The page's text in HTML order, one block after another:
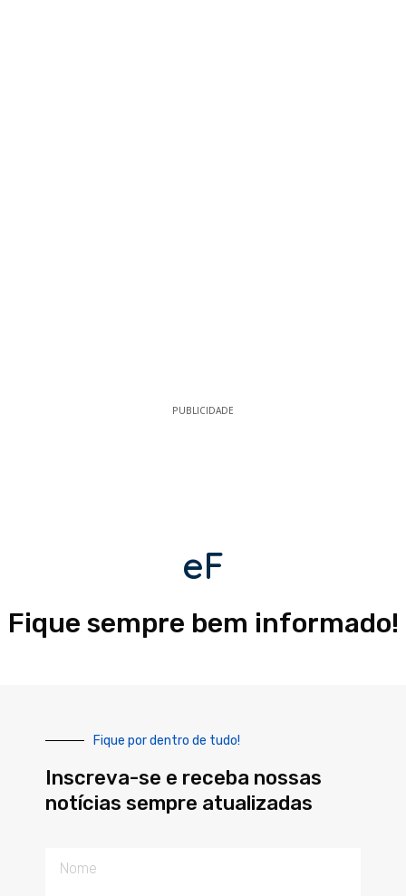
PUBLICIDADE
eF
Fique sempre bem informado!
Fique por dentro de tudo!
Inscreva-se e receba nossas
notícias sempre atualizadas